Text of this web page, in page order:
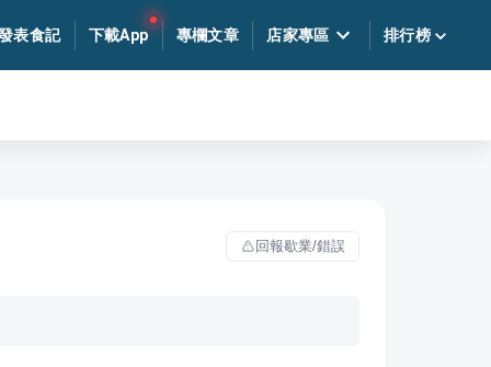
表食記 下載App 專欄文章 店家專區 排行榜
回報歇業/錯誤